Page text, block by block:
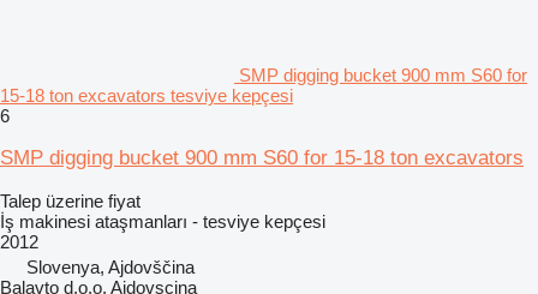
SMP digging bucket 900 mm S60 for
15-18 ton excavators tesviye kepçesi
6
SMP digging bucket 900 mm S60 for 15-18 ton excavators
Talep üzerine fiyat
İş makinesi ataşmanları - tesviye kepçesi
2012
Slovenya, Ajdovščina
Balavto d.o.o. Ajdovscina